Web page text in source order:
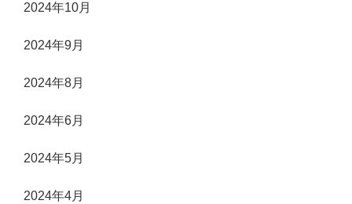
2024年10月
2024年9月
2024年8月
2024年6月
2024年5月
2024年4月